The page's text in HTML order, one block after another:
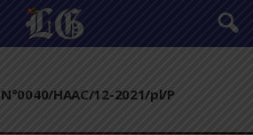
N°0040/HAAC/12-2021/pl/P